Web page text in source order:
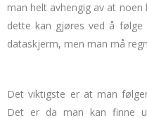
man helt avhengig av at
dette kan gjøres ved å
dataskjerm, men man må
Det viktigste er at man
Det er da man kan finne